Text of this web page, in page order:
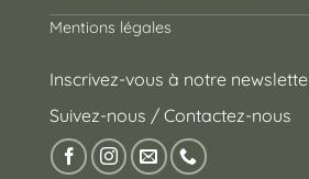
Mentions légales
Inscrivez-vous à notre
Suivez-nous / Contactez-nous